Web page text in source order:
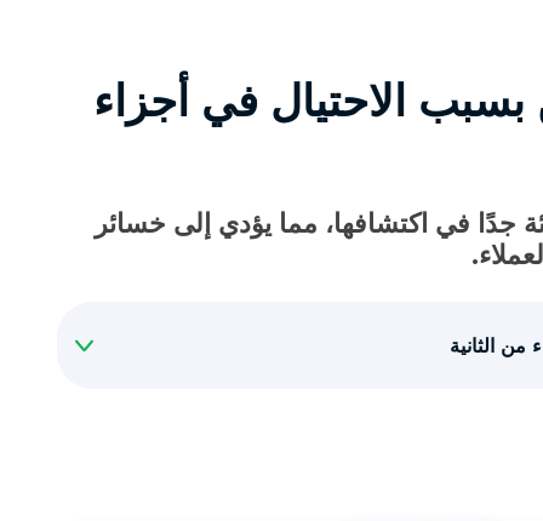
بسبب الاحتيال في أجزاء
جدًا في اكتشافها، مما يؤدي إلى خسائر
الثانية